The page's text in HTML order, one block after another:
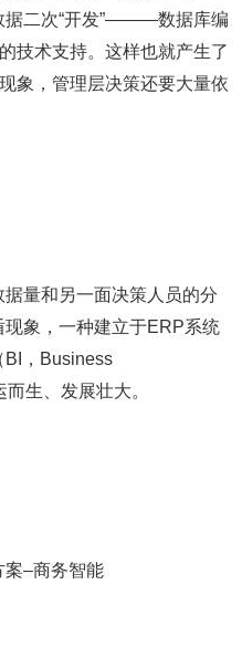
据二次“开发”———数据库编
技术支持。这样也就产生了
象，管理层决策还要大量依
量和另一面决策人员的分
象，一种建立于ERP系统
BI，Business
生、发展壮大。
–商务智能